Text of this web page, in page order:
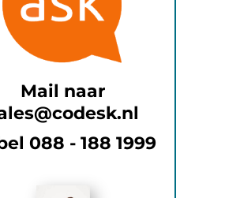
Mail naar
088 - 188 1999